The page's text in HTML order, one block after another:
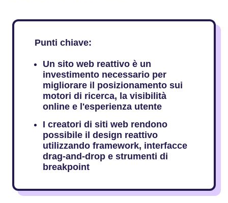
Punti chiave:
Un sito web reattivo è un
investimento necessario per
migliorare il posizionamento sui
motori di ricerca, la visibilità
online e l'esperienza utente
I creatori di siti web rendono
possibile il design reattivo
utilizzando framework, interfacce
drag-and-drop e strumenti di
breakpoint